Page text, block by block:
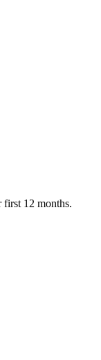
first 12 months.